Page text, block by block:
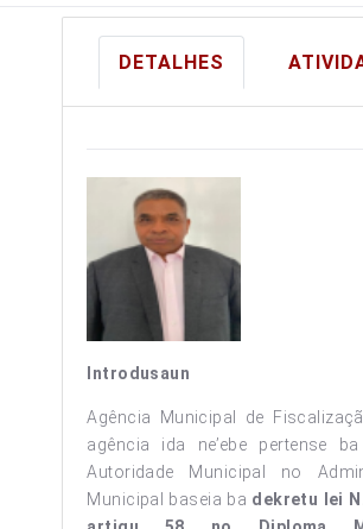
DETALHES
Introdusaun
Agência Municipal de
agência ida ne’ebe pertense
Autoridade Municipal no
Municipal baseia ba dekretu lei